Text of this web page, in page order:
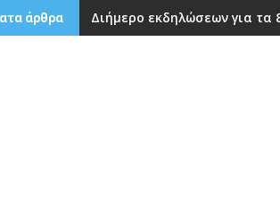
άρθρα Διήμερο εκδηλώσεων για τα